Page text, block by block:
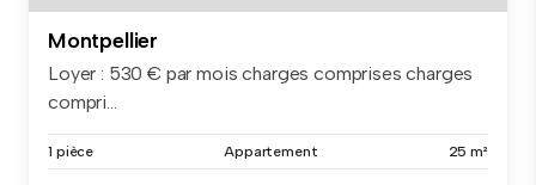
Montpellier
Loyer : 530 € par mois charges comprises charges
compri...
1 pièce Appartement 25 m²